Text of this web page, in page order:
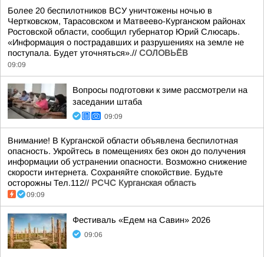
Более 20 беспилотников ВСУ уничтожены ночью в
Чертковском, Тарасовском и Матвеево-Курганском районах
Ростовской области, сообщил губернатор Юрий Слюсарь.
«Информация о пострадавших и разрушениях на земле не
поступала. Будет уточняться».// СОЛОВЬЁВ
09:09
Вопросы подготовки к зиме рассмотрели на
заседании штаба
09:09
Внимание! В Курганской области объявлена беспилотная
опасность. Укройтесь в помещениях без окон до получения
информации об устранении опасности. Возможно снижение
скорости интернета. Сохраняйте спокойствие. Будьте
осторожны Тел.112// РСЧС Курганская область
09:09
Фестиваль «Едем на Савин» 2026
09:06